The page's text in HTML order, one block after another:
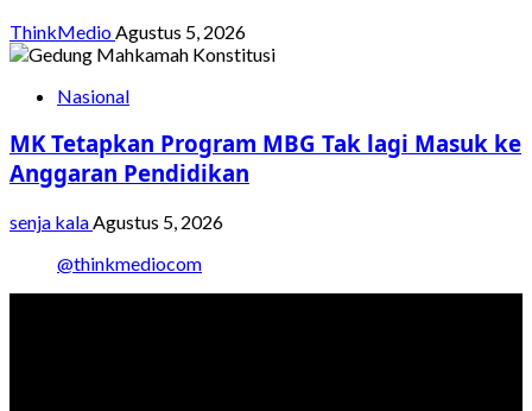
ThinkMedio Agustus 5, 2026
Nasional
MK Tetapkan Program MBG Tak lagi Masuk ke
Anggaran Pendidikan
senja kalaAgustus 5, 2026
@thinkmediocom